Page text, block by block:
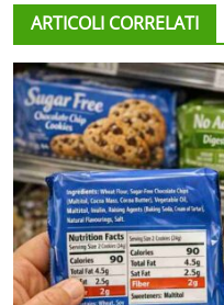
ARTICOLI CORRELATI